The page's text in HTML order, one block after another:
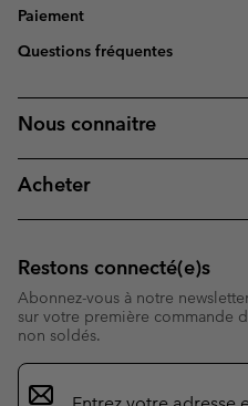
Paiement
Questions fréquentes
Nous connaitre
Acheter
Restons connecté(e)s
Abonnez-vous à notre
sur votre première commande
non soldés.
Inscription
par